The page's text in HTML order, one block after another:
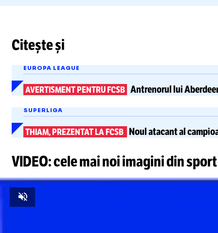
Citește și
EUROPA LEAGUE
AVERTISMENT PENTRU FCSB Antrenorul lui
SUPERLIGA
THIAM, PREZENTAT LA FCSB Noul atacant al
VIDEO: cele mai noi imagini din sport
Unmute